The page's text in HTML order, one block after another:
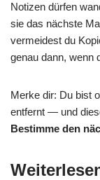
Notizen dürfen
sie das nächste
vermeidest du
genau dann, wenn
Merke dir: Du bist
entfernt — und
Bestimme den